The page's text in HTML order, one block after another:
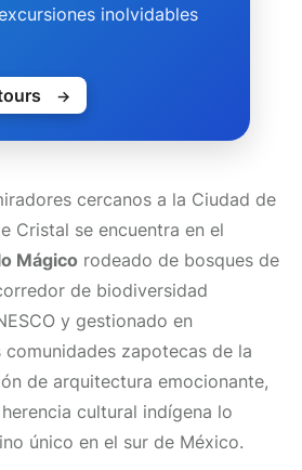
inolvidables
→
cercanos a la Ciudad de
Cristal se encuentra en el
Mágico rodeado de bosques de
de biodiversidad
y gestionado en
zapotecas de la
de arquitectura emocionante,
cultural indígena lo
único en el sur de México.